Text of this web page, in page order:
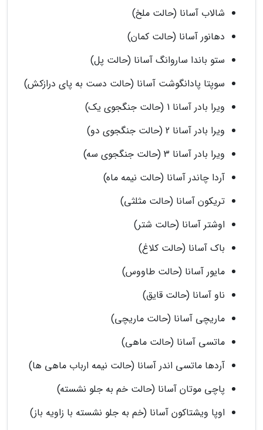
شالاب آسانا (حالت ملخ)
دهانور آسانا (حالت کمان)
ستو باندا ساروانگ آسانا (حالت پل)
سوپتا پادانگوشت آسانا (حالت دست به پای درازکش)
ویرا بادر آسانا 1 (حالت جنگجوی یک)
ویرا بادر آسانا 2 (حالت جنگجوی دو)
ویرا بادر آسانا 3 (حالت جنگجوی سه)
آردا چاندر آسانا (حالت نیمه ماه)
تریکون آسانا (حالت مثلثی)
اوشتر آسانا (حالت شتر)
باک آسانا (حالت کلاغ)
مایور آسانا (حالت طاووس)
ناو آسانا (حالت قایق)
ماریچی آسانا (حالت ماریچی)
ماتسی آسانا (حالت ماهی)
آردها ماتسی اندر آسانا (حالت نیمه ارباب ماهی ها)
پاچی موتان آسانا (حالت خم به جلو نشسته)
اوپا ویشتاکون آسانا (خم به جلو نشسته با زاویه باز)